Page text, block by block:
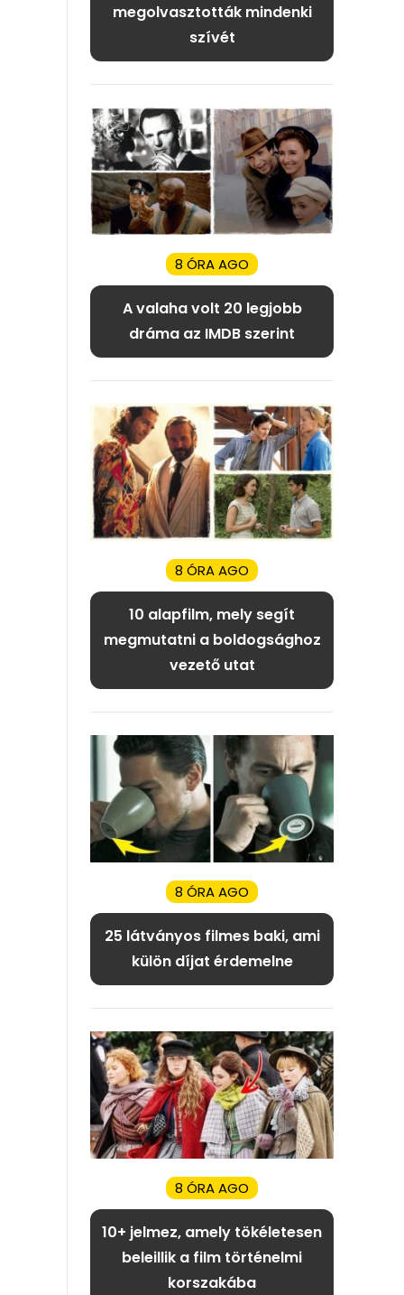
megolvasztották mindenki
szívét
8 ÓRA AGO
A valaha volt 20 legjobb
dráma az IMDB szerint
8 ÓRA AGO
10 alapfilm, mely segít
megmutatni a boldogsághoz
vezető utat
8 ÓRA AGO
25 látványos filmes baki, ami
külön díjat érdemelne
8 ÓRA AGO
10+ jelmez, amely tökéletesen
beleillik a film történelmi
korszakába